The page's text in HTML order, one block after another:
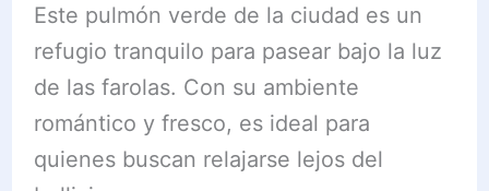
Este pulmón verde de la ciudad es un
refugio tranquilo para pasear bajo la luz
de las farolas. Con su ambiente
romántico y fresco, es ideal para
quienes buscan relajarse lejos del